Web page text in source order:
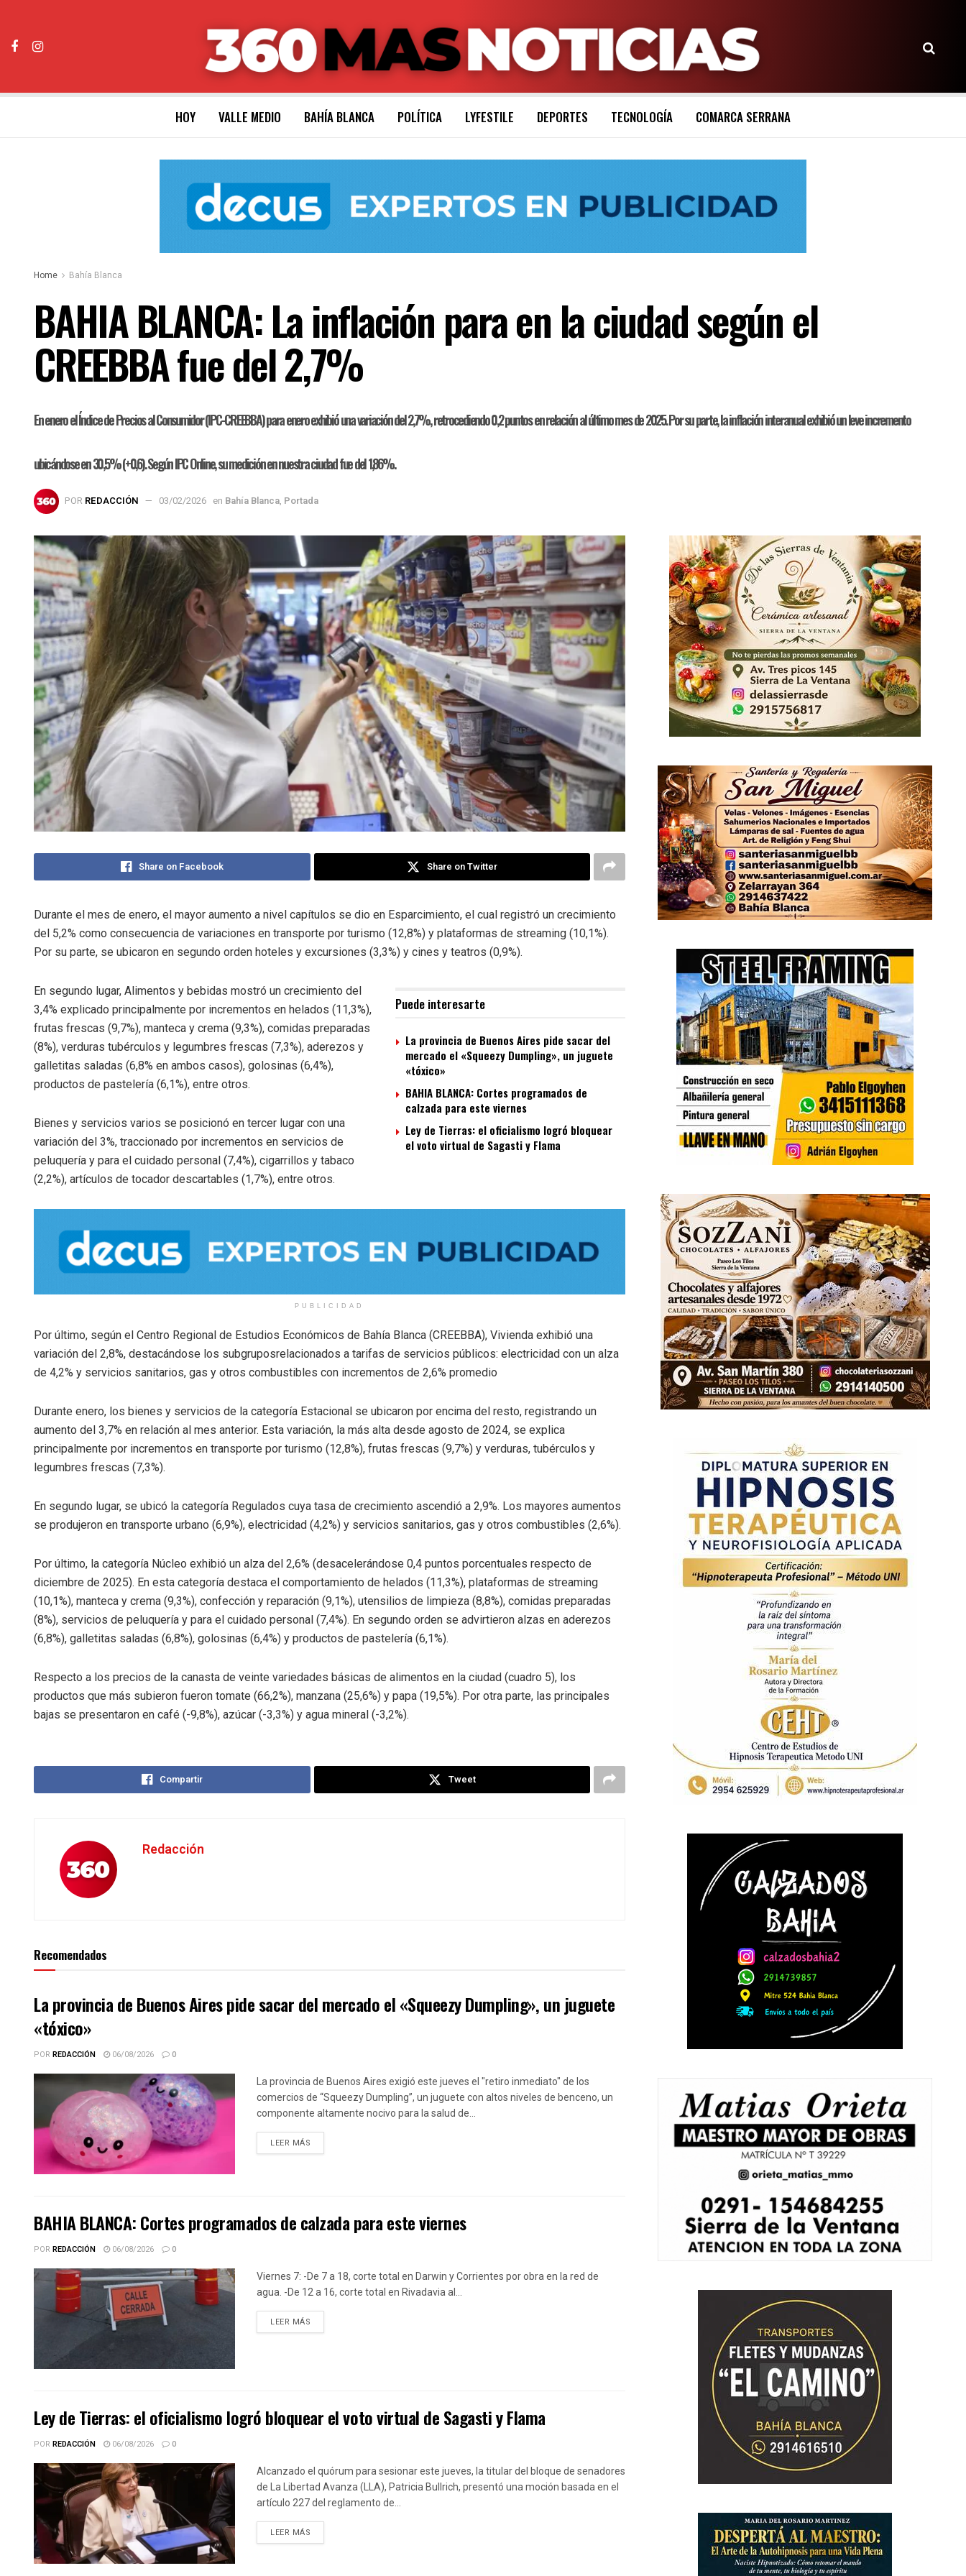
HOY VALLE MEDIO BAHÍA BLANCA POLÍTICA LYFESTILE DEPORTES TECNOLOGÍA COMARCA SERRANA
Home Bahía Blanca
BAHIA BLANCA: La inflación para en la ciudad según el
CREEBBA fue del 2,7%
En enero el Índice de Precios al Consumidor (IPC-CREEBBA) para enero exhibió una variación del 2,7%, retrocediendo 0,2 puntos en relación al último mes de 2025. Por su parte, la inflación interanual exhibió un leve incremento
ubicándose en 30,5% (+0,6). Según IPC Online, su medición en nuestra ciudad fue del 1,86%.
POR REDACCIÓN 03/02/2026 en Bahía Blanca, Portada
Share on Facebook Share on Twitter
Durante el mes de enero, el mayor aumento a nivel capítulos se dio en Esparcimiento, el cual registró un crecimiento
del 5,2% como consecuencia de variaciones en transporte por turismo (12,8%) y plataformas de streaming (10,1%).
Por su parte, se ubicaron en segundo orden hoteles y excursiones (3,3%) y cines y teatros (0,9%).
Puede interesarte
La provincia de Buenos Aires pide sacar del
mercado el «Squeezy Dumpling», un juguete
«tóxico»
BAHIA BLANCA: Cortes programados de
calzada para este viernes
Ley de Tierras: el oficialismo logró bloquear
el voto virtual de Sagasti y Flama
En segundo lugar, Alimentos y bebidas mostró un crecimiento del
3,4% explicado principalmente por incrementos en helados (11,3%),
frutas frescas (9,7%), manteca y crema (9,3%), comidas preparadas
(8%), verduras tubérculos y legumbres frescas (7,3%), aderezos y
galletitas saladas (6,8% en ambos casos), golosinas (6,4%),
productos de pastelería (6,1%), entre otros.
Bienes y servicios varios se posicionó en tercer lugar con una
variación del 3%, traccionado por incrementos en servicios de
peluquería y para el cuidado personal (7,4%), cigarrillos y tabaco
(2,2%), artículos de tocador descartables (1,7%), entre otros.
PUBLICIDAD
Por último, según el Centro Regional de Estudios Económicos de Bahía Blanca (CREEBBA), Vivienda exhibió una
variación del 2,8%, destacándose los subgruposrelacionados a tarifas de servicios públicos: electricidad con un alza
de 4,2% y servicios sanitarios, gas y otros combustibles con incrementos de 2,6% promedio
Durante enero, los bienes y servicios de la categoría Estacional se ubicaron por encima del resto, registrando un
aumento del 3,7% en relación al mes anterior. Esta variación, la más alta desde agosto de 2024, se explica
principalmente por incrementos en transporte por turismo (12,8%), frutas frescas (9,7%) y verduras, tubérculos y
legumbres frescas (7,3%).
En segundo lugar, se ubicó la categoría Regulados cuya tasa de crecimiento ascendió a 2,9%. Los mayores aumentos
se produjeron en transporte urbano (6,9%), electricidad (4,2%) y servicios sanitarios, gas y otros combustibles (2,6%).
Por último, la categoría Núcleo exhibió un alza del 2,6% (desacelerándose 0,4 puntos porcentuales respecto de
diciembre de 2025). En esta categoría destaca el comportamiento de helados (11,3%), plataformas de streaming
(10,1%), manteca y crema (9,3%), confección y reparación (9,1%), utensilios de limpieza (8,8%), comidas preparadas
(8%), servicios de peluquería y para el cuidado personal (7,4%). En segundo orden se advirtieron alzas en aderezos
(6,8%), galletitas saladas (6,8%), golosinas (6,4%) y productos de pastelería (6,1%).
Respecto a los precios de la canasta de veinte variedades básicas de alimentos en la ciudad (cuadro 5), los
productos que más subieron fueron tomate (66,2%), manzana (25,6%) y papa (19,5%). Por otra parte, las principales
bajas se presentaron en café (-9,8%), azúcar (-3,3%) y agua mineral (-3,2%).
Compartir Tweet
Redacción
Recomendados
La provincia de Buenos Aires pide sacar del mercado el «Squeezy Dumpling», un juguete
«tóxico»
POR REDACCIÓN 06/08/2026 0
La provincia de Buenos Aires exigió este jueves el "retiro inmediato" de los
comercios de “Squeezy Dumpling”, un juguete con altos niveles de benceno, un
componente altamente nocivo para la salud de...
LEER MÁS
BAHIA BLANCA: Cortes programados de calzada para este viernes
POR REDACCIÓN 06/08/2026 0
Viernes 7: -De 7 a 18, corte total en Darwin y Corrientes por obra en la red de
agua. -De 12 a 16, corte total en Rivadavia al...
LEER MÁS
Ley de Tierras: el oficialismo logró bloquear el voto virtual de Sagasti y Flama
POR REDACCIÓN 06/08/2026 0
Alcanzado el quórum para sesionar este jueves, la titular del bloque de senadores
de La Libertad Avanza (LLA), Patricia Bullrich, presentó una moción basada en el
artículo 227 del reglamento de...
LEER MÁS